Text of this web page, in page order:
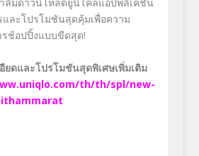
ลืมดาวน์โหลดยูนิโคล่แอปพลิเคชัน
ละโปรโมชันสุดคุ้มเพื่อความ
รช้อปปิ้งแบบขีดสุด!
ยดและโปรโมชันสุดพิเศษเพิ่มเติม
th/th/spl/new-